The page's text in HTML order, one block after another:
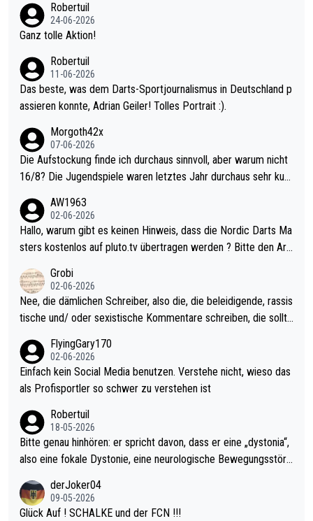
mal 40+ erst recht. Da gewinnst keinen Blumentopf - ist ja noc
h krasser wie ein Pokalspiel eines Kreisligisten vs einem Bund
Robertuil
24-06-2026
Ganz tolle Aktion!
Robertuil
11-06-2026
Das beste, was dem Darts-Sportjournalismus in Deutschland p
assieren konnte, Adrian Geiler! Tolles Portrait :).
Morgoth42x
07-06-2026
Die Aufstockung finde ich durchaus sinnvoll, aber warum nicht
16/8? Die Jugendspiele waren letztes Jahr durchaus sehr kurz
Allerdings ist Mitchell Lawrie als Nummer 1 der Welt eh qualifi
ziert. Somit ändert die automatische Qualifikation des Weltmei
sters erstmal nichts. Ich denke sie wollen damit für nächstes J
ohl wenig WDF Turniere spielen. Dies war bei Archie Self letzt
es Jahr der Fall. Er musste als amtierender Weltmeister durch
den Qualifier und ich glaube kaum, dass Mitchel sich das (in Ve
el hat.
AW1963
02-06-2026
Hallo, warum gibt es keinen Hinweis, dass die Nordic Darts Ma
sters kostenlos auf pluto.tv übertragen werden ? Bitte den Arti
Grobi
02-06-2026
Nee, die dämlichen Schreiber, also die, die beleidigende, rassis
tische und/ oder sexistische Kommentare schreiben, die sollte
s Leben in den Griff kriegen. Nur eins wundert mich: Luke Little
r war doch neulich erst derjenige, der über Social Media GvV p
rovoziert hat. Und Littlers Mutter schießt öfters mal gegen Ric
FlyingGary170
02-06-2026
Einfach kein Social Media benutzen. Verstehe nicht, wieso das
als Profisportler so schwer zu verstehen ist
Robertuil
18-05-2026
Bitte genau hinhören: er spricht davon, dass er eine „dystonia“,
also eine fokale Dystonie, eine neurologische Bewegungsstöru
erden, im Arm hat. Und, dass Medikamente ihm helfen! Ich glau
be immer noch, dass sehr viele der Dartits-Fälle fälschlich psy
derJoker04
09-05-2026
Glück Auf ! SCHALKE und der FCN !!!